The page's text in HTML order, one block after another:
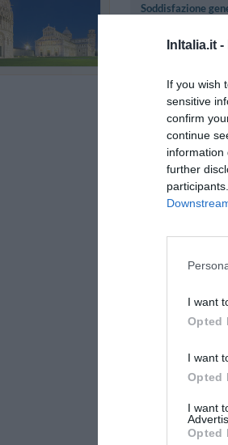
InItalia.it -
If you wish
sensitive
confirm
continue
information
further
I want
Opted
I want
Opted
I want
Opted
Soddisfazione
Germania
Agosto 2015
Coppia età media
superiore ai 35
Paesi Bassi
Agosto 2013
Famiglia con figli